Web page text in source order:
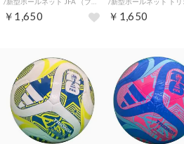
￥1,650 ￥1,650